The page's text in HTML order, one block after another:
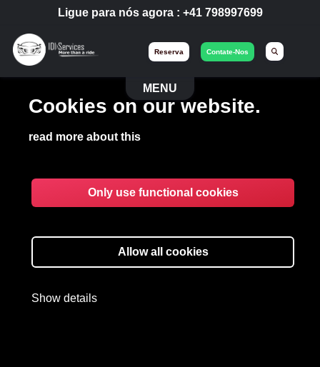
Ligue para nós agora : +41 798997699
Reserva Contate-Nos
MENU
PARCERIA COM
Cookies on our website.
read more about this
Only use functional cookies
Allow all cookies
Show details